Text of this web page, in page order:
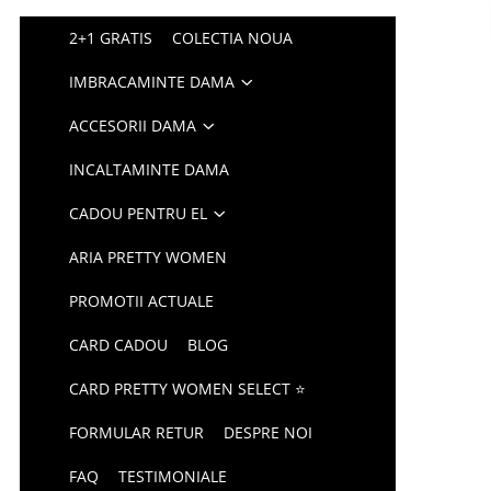
2+1 GRATIS COLECTIA NOUA
IMBRACAMINTE DAMA
ACCESORII DAMA
INCALTAMINTE DAMA
CADOU PENTRU EL
ARIA PRETTY WOMEN
PROMOTII ACTUALE
CARD CADOU BLOG
CARD PRETTY WOMEN SELECT ⭐
FORMULAR RETUR DESPRE NOI
FAQ TESTIMONIALE